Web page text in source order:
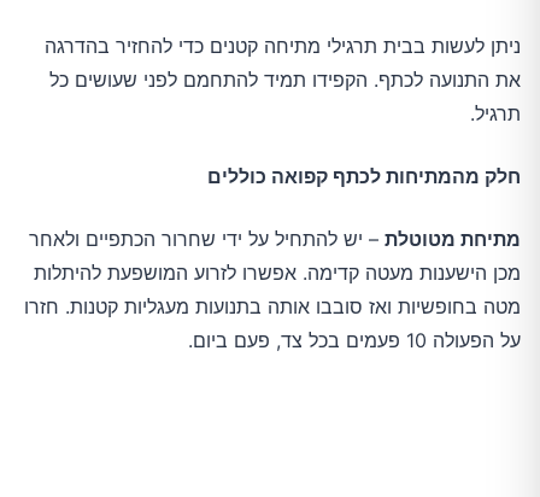
ניתן לעשות בבית תרגילי מתיחה קטנים כדי להחזיר בהדרגה
את התנועה לכתף. הקפידו תמיד להתחמם לפני שעושים כל
תרגיל.
חלק מהמתיחות לכתף קפואה כוללים
מתיחת מטוטלת – יש להתחיל על ידי שחרור הכתפיים ולאחר
מכן הישענות מעטה קדימה. אפשרו לזרוע המושפעת להיתלות
מטה בחופשיות ואז סובבו אותה בתנועות מעגליות קטנות. חזרו
על הפעולה 10 פעמים בכל צד, פעם ביום.